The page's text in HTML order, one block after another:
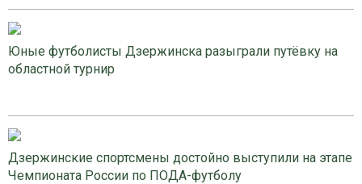
Юные футболисты Дзержинска разыграли путёвку на
областной турнир
Дзержинские спортсмены достойно выступили на этапе
Чемпионата России по ПОДА-футболу